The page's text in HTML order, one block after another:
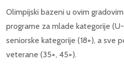
Olimpijski bazeni u ovim
programe za mlade kategorije (U-
seniorske kategorije (18+), a sve
veterane (35+, 45+).